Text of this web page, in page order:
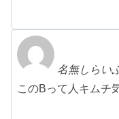
名無しらい
このBって人キムチ